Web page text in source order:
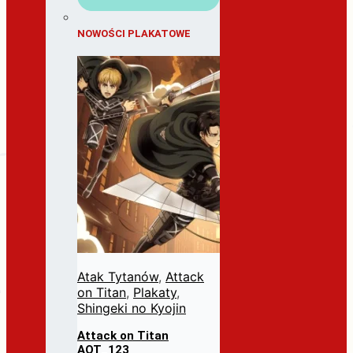
NOWOŚCI PLAKATOWE
Atak Tytanów, Attack
on Titan, Plakaty,
Shingeki no Kyojin
Attack on Titan
AOT_123